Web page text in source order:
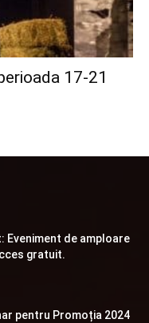
17-21
Eveniment de amploare
gratuit.
pentru Promoția 2024